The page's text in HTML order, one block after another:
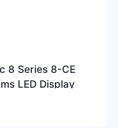
8 Series 8-CE
LED Display
med faste